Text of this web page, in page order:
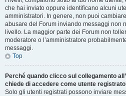
che hai inviato oppure identificano alcuni
amministratori. In genere, non puoi
abusare del Forum inviando messaggi non
livello. La maggior parte dei Forum non
moderatore o l’amministratore
messaggi.
Top
Perché quando clicco sul collegamento
chiede di accedere come utente
Solo gli utenti registrati possono inviare